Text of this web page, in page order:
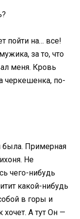
пойти на… все!
за то, что
меня. Кровь
черкешенка, по-
Примерная
Не
чего-нибудь
какой-нибудь
в горы и
А тут Он —